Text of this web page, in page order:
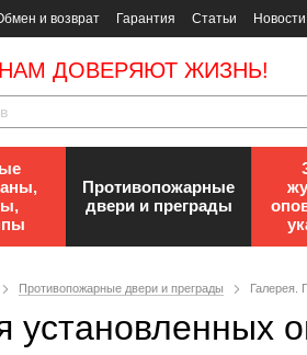
и возврат Гарантия Статьи Новости
НАМ ДОВЕРЯЮТ ЖИЗНЬ!
Противопожарные
двери и преграды
Противопожарные двери и преграды Галерея.
установленных